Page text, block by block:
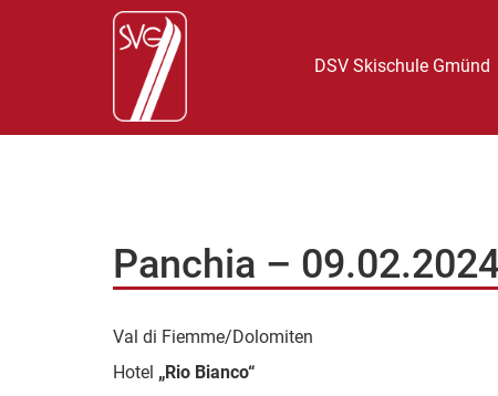
DSV Skischule Gmünd
Panchia –
Val di Fiemme/Dolomiten
Hotel „Rio Bianco“